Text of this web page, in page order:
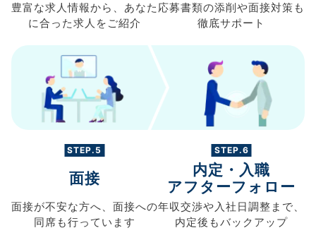
豊富な求人情報から、 あなた
に合った求人を ご紹介
応募書類の添削や面接対策も
徹底サポート
STEP.5
面接
面接が不安な方へ、 面接への
同席も行っています
STEP.6
内定・入職
アフターフォロー
年収交渉や入社日調整まで、
内定後もバックアップ